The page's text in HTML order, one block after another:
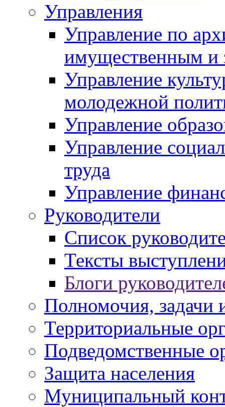
Управления
Управление по
имущественным и
Управление
молодежной
Управление
Управление
труда
Управление
Руководители
Список
Тексты
Блоги
Полномочия, задачи
Территориальные
Подведомственные
Защита населения
Муниципальный